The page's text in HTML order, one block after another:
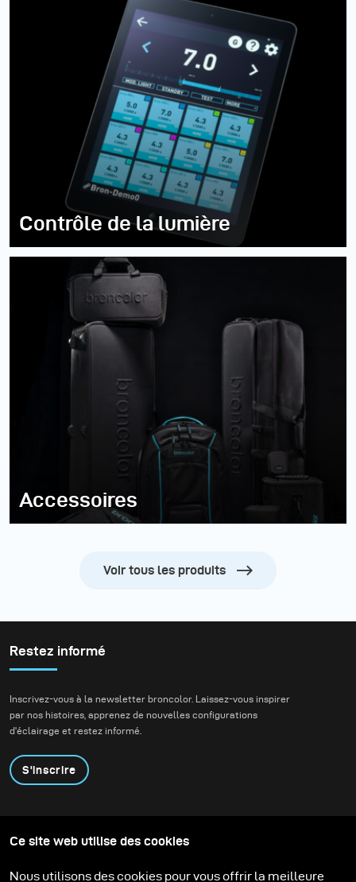
Contrôle de la lumière
Accessoires
Voir tous les produits
Restez informé
Inscrivez-vous à la newsletter broncolor. Laissez-vous inspirer
par nos histoires, apprenez de nouvelles configurations
d'éclairage et restez informé.
S'inscrire
Contactez-nous
Technologies
Support
Carrière
Ce site web utilise des cookies
Nous utilisons des cookies pour vous offrir la meilleure